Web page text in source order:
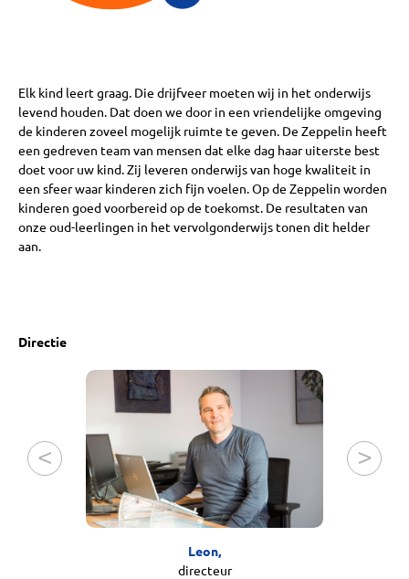
Elk kind leert graag. Die drijfveer moeten wij in het onderwijs
levend houden. Dat doen we door in een vriendelijke omgeving
de kinderen zoveel mogelijk ruimte te geven. De Zeppelin heeft
een gedreven team van mensen dat elke dag haar uiterste best
doet voor uw kind. Zij leveren onderwijs van hoge kwaliteit in
een sfeer waar kinderen zich fijn voelen. Op de Zeppelin worden
kinderen goed voorbereid op de toekomst. De resultaten van
onze oud-leerlingen in het vervolgonderwijs tonen dit helder
aan.
Directie
Leon,
directeur